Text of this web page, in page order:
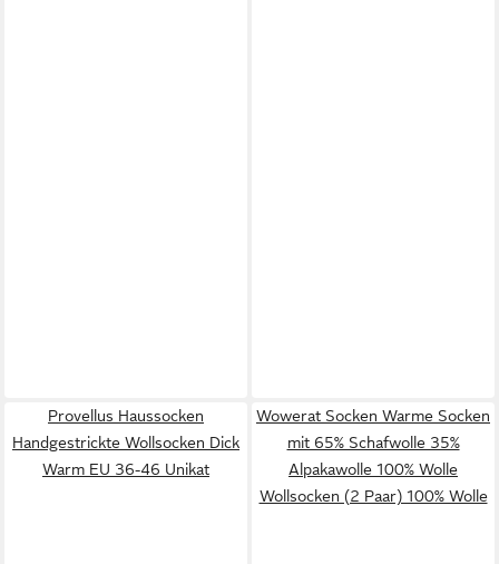
Provellus Haussocken
Handgestrickte Wollsocken Dick
Warm EU 36-46 Unikat
Wowerat Socken Warme Socken
mit 65% Schafwolle 35%
Alpakawolle 100% Wolle
Wollsocken (2 Paar) 100% Wolle